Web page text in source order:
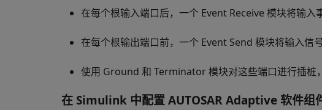
在每个根输入端口后，一个 Event Receive 模块将输入
在每个根输出端口前，一个 Event Send 模块将输入信
使用 Ground 和 Terminator 模块对这些端口进行插桩
在 Simulink 中配置 AUTOSAR Adaptive 软件组